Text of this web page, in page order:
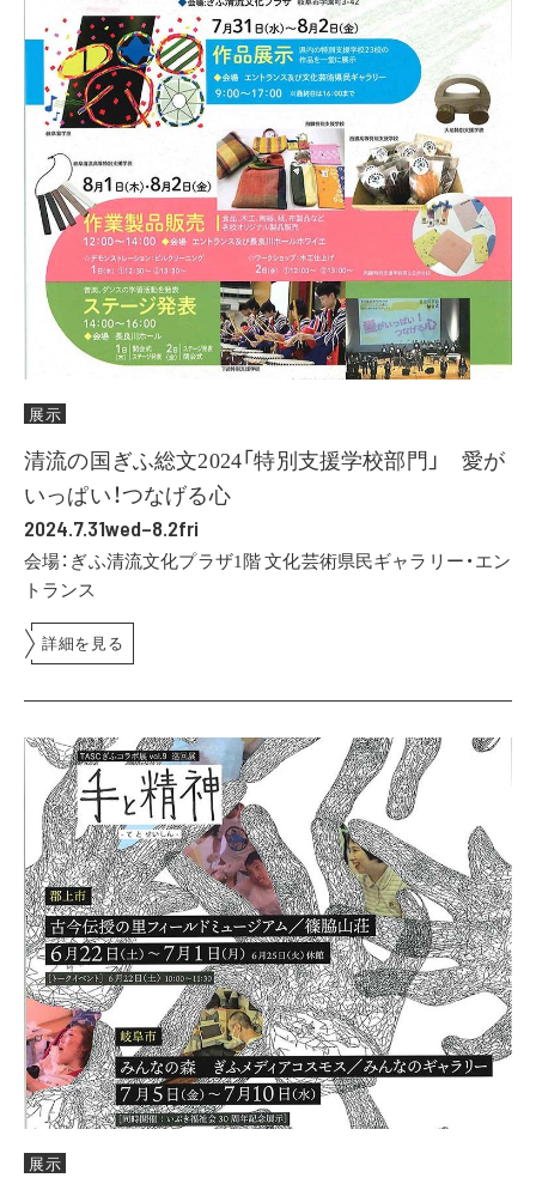
展示
清流の国ぎふ総文2024「特別支援学校部門」 愛が
いっぱい！つなげる心
2024.7.31wed–8.2fri
会場：ぎふ清流文化プラザ1階 文化芸術県民ギャラリー・エン
トランス
詳細を見る
展示